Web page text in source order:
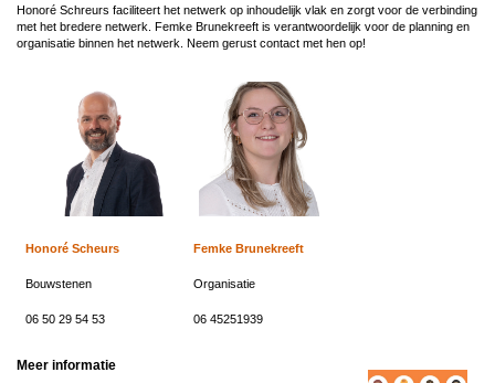
Honoré Schreurs faciliteert het netwerk op inhoudelijk vlak en zorgt voor de verbinding
met het bredere netwerk. Femke Brunekreeft is verantwoordelijk voor de planning en
organisatie binnen het netwerk. Neem gerust contact met hen op!
Honoré Scheurs Femke Brunekreeft
Bouwstenen Organisatie
06 50 29 54 53 06 45251939
Meer informatie